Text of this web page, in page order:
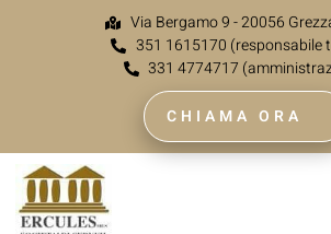
Via Bergamo 9 - 20056
351 1615170 (responsabile
331 4774717
CHIAMA ORA